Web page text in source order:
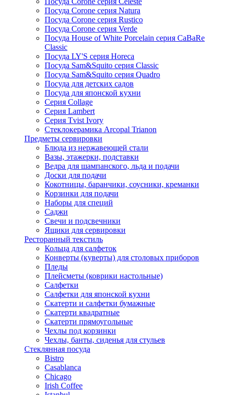
Посуда Corone серия Natura
Посуда Corone серия Rustico
Посуда Corone серия Verde
Посуда House of White Porcelain серия CaBaRe
Classic
Посуда LY'S серия Horeca
Посуда Sam&Squito серия Classic
Посуда Sam&Squito серия Quadro
Посуда для детских садов
Посуда для японской кухни
Серия Collage
Серия Lambert
Серия Tvist Ivory
Стеклокерамика Arcopal Trianon
Предметы сервировки
Блюда из нержавеющей стали
Вазы, этажерки, подставки
Ведра для шампанского, льда и подачи
Доски для подачи
Кокотницы, баранчики, соусники, креманки
Корзинки для подачи
Наборы для специй
Саджи
Свечи и подсвечники
Ящики для сервировки
Ресторанный текстиль
Кольца для салфеток
Конверты (куверты) для столовых приборов
Пледы
Плейсметы (коврики настольные)
Салфетки
Салфетки для японской кухни
Скатерти и салфетки бумажные
Скатерти квадратные
Скатерти прямоугольные
Чехлы под корзинки
Чехлы, банты, сиденья для стульев
Стеклянная посуда
Bistro
Casablanca
Chicago
Irish Coffee